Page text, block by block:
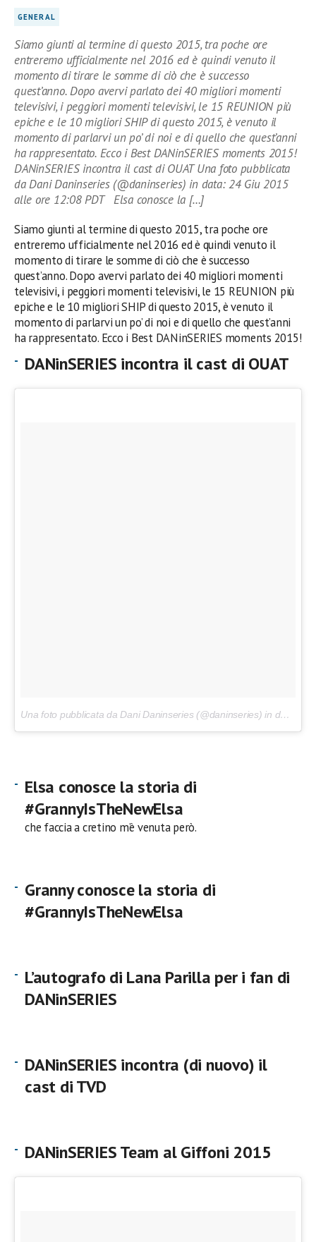
GENERAL
Siamo giunti al termine di questo 2015, tra poche ore
entreremo ufficialmente nel 2016 ed è quindi venuto il
momento di tirare le somme di ciò che è successo
quest’anno. Dopo avervi parlato dei 40 migliori momenti
televisivi, i peggiori momenti televisivi, le 15 REUNION più
epiche e le 10 migliori SHIP di questo 2015, è venuto il
momento di parlarvi un po’ di noi e di quello che quest’anni
ha rappresentato. Ecco i Best DANinSERIES moments 2015!
DANinSERIES incontra il cast di OUAT Una foto pubblicata
da Dani Daninseries (@daninseries) in data: 24 Giu 2015
alle ore 12:08 PDT Elsa conosce la […]
Siamo giunti al termine di questo 2015, tra poche ore
entreremo ufficialmente nel 2016 ed è quindi venuto il
momento di tirare le somme di ciò che è successo
quest’anno. Dopo avervi parlato dei 40 migliori momenti
televisivi, i peggiori momenti televisivi, le 15 REUNION più
epiche e le 10 migliori SHIP di questo 2015, è venuto il
momento di parlarvi un po’ di noi e di quello che quest’anni
ha rappresentato. Ecco i Best DANinSERIES moments 2015!
DANinSERIES incontra il cast di OUAT
Una foto pubblicata da Dani Daninseries (@daninseries) in data:
Elsa conosce la storia di
#GrannyIsTheNewElsa
che faccia a cretino m’è venuta però.
Granny conosce la storia di
#GrannyIsTheNewElsa
L’autografo di Lana Parilla per i fan di
DANinSERIES
DANinSERIES incontra (di nuovo) il
cast di TVD
DANinSERIES Team al Giffoni 2015